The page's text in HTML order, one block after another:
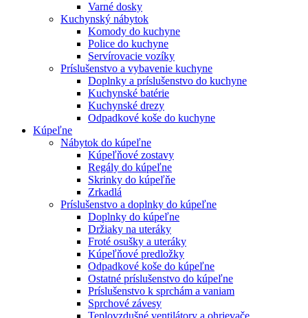
Varné dosky
Kuchynský nábytok
Komody do kuchyne
Police do kuchyne
Servírovacie vozíky
Príslušenstvo a vybavenie kuchyne
Doplnky a príslušenstvo do kuchyne
Kuchynské batérie
Kuchynské drezy
Odpadkové koše do kuchyne
Kúpeľne
Nábytok do kúpeľne
Kúpeľňové zostavy
Regály do kúpeľne
Skrinky do kúpeľňe
Zrkadlá
Príslušenstvo a doplnky do kúpeľne
Doplnky do kúpeľne
Držiaky na uteráky
Froté osušky a uteráky
Kúpeľňové predložky
Odpadkové koše do kúpeľne
Ostatné príslušenstvo do kúpeľne
Príslušenstvo k sprchám a vaniam
Sprchové závesy
Teplovzdušné ventilátory a ohrievače